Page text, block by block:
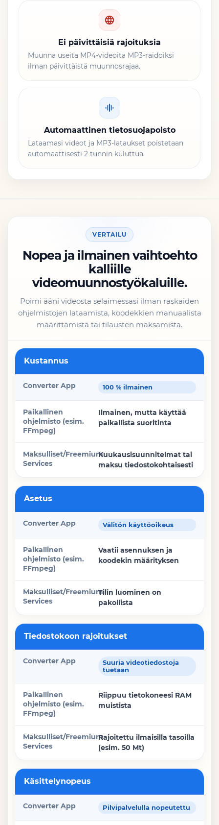
Ei päivittäisiä rajoituksia
Muunna useita MP4-videoita MP3-raidoiksi
ilman päivittäistä muunnosrajaa.
Automaattinen tietosuojapoisto
Lataamasi videot ja MP3-lataukset poistetaan
automaattisesti 2 tunnin kuluttua.
VERTAILU
Nopea ja ilmainen vaihtoehto
kalliille
videomuunnostyökaluille.
Poimi ääni videosta selaimessasi ilman raskaiden
ohjelmistojen lataamista, koodekkien manuaalista
määrittämistä tai tilausten maksamista.
Ominaisuus
Paikallinen ohjelmisto (esim. FFmpeg)
Maksulliset/Freemium Services
Kustannus
100 % ilmainen
Ilmainen, mutta käyttää
paikallista suoritinta
Kuukausisuunnitelmat tai
maksu tiedostokohtaisesti
Asetus
Välitön käyttöoikeus
Vaatii asennuksen ja
koodekin määrityksen
Tilin luominen on
pakollista
Tiedostokoon rajoitukset
Suuria videotiedostoja
tuetaan
Riippuu tietokoneesi RAM
muistista
Rajoitettu ilmaisilla tasoilla
(esim. 50 Mt)
Käsittelynopeus
Pilvipalvelulla nopeutettu